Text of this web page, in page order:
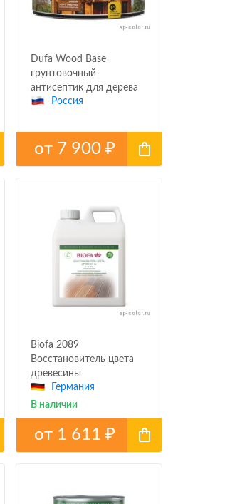
Dufa Wood Base
грунтовочный
антисептик для дерева
Россия
от 7 900₽
Biofa 2089
Восстановитель цвета
древесины
Германия
В наличии
от 1 611₽